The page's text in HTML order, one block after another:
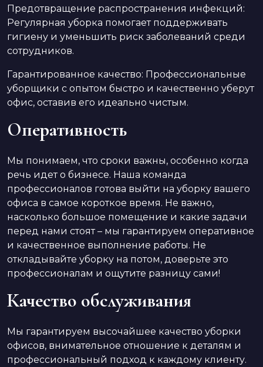
Предотвращение распространения инфекций:
Регулярная уборка помогает поддерживать
гигиену и уменьшить риск заболеваний среди
сотрудников.
Гарантированное качество: Профессиональные
уборщики с опытом быстро и качественно уберут
офис, оставив его идеально чистым.
Оперативность
Мы понимаем, что сроки важны, особенно когда
речь идет о бизнесе. Наша команда
профессионалов готова выйти на уборку вашего
офиса в самое короткое время. Не важно,
насколько большое помещение и какие задачи
перед нами стоят – мы гарантируем оперативное
и качественное выполнение работы. Не
откладывайте уборку на потом, доверьте это
профессионалам и ощутите разницу сами!
Качество обслуживания
Мы гарантируем высочайшее качество уборки
офисов, внимательное отношение к деталям и
профессиональный подход к каждому клиенту.